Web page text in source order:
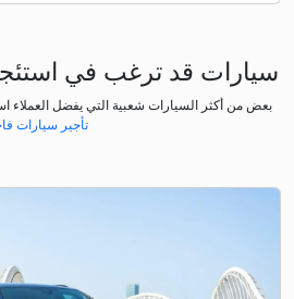
سيارات قد ترغب في
بعض من أكثر السيارات شعبية التي يفضل العملاء
تأجير سيارات